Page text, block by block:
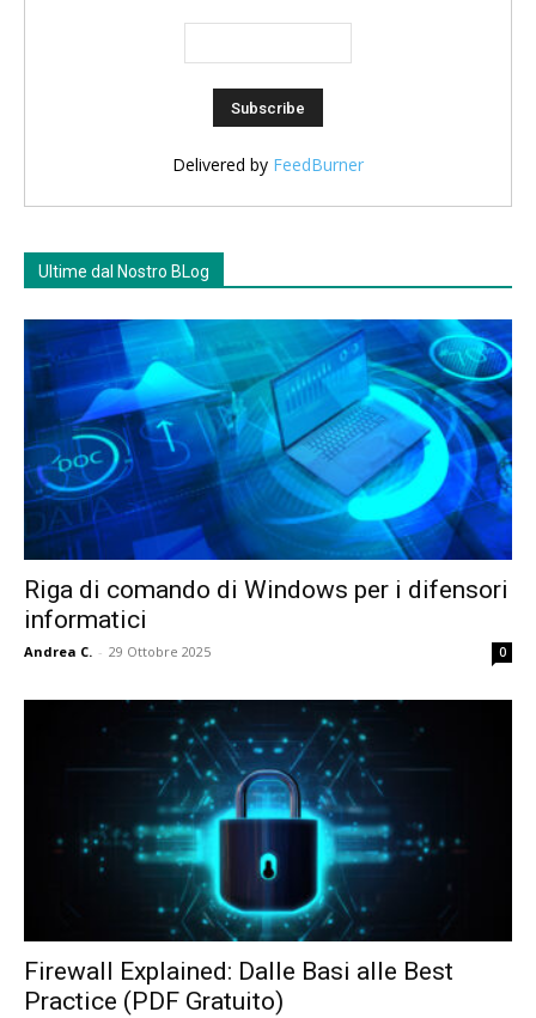
Delivered by FeedBurner
Ultime dal Nostro BLog
Riga di comando di Windows per i difensori
informatici
Andrea C. - 29 Ottobre 2025 0
Firewall Explained: Dalle Basi alle Best
Practice (PDF Gratuito)